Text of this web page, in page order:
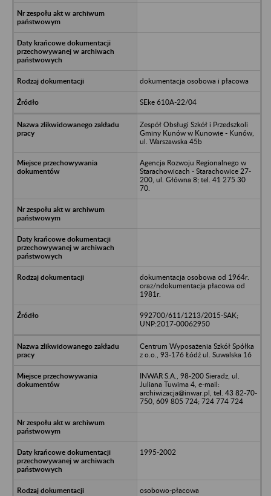
dokumentacja osobowa i płacowa
SEke 610A-22/04
Zespół Obsługi Szkół i Przedszkoli
Gminy Kunów w Kunowie - Kunów,
ul. Warszawska 45b
Agencja Rozwoju Regionalnego w
Starachowicach - Starachowice 27-
200, ul. Główna 8; tel. 41 275 30
70.
dokumentacja osobowa od 1964r.
oraz/ndokumentacja płacowa od
1981r.
992700/611/1213/2015-SAK;
UNP:2017-00062950
Centrum Wyposażenia Szkół Spółka
z o.o., 93-176 Łódź ul. Suwalska 16
INWAR S.A., 98-200 Sieradz, ul.
Juliana Tuwima 4, e-mail:
archiwizacja@inwar.pl, tel. 43 82-70-
750, 609 805 724; 724 774 724
1995-2002
osobowo-płacowa